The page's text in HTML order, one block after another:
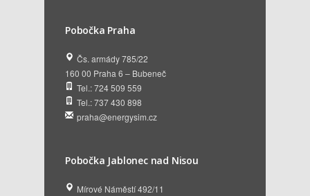
Pobočka Praha
Čs. armády 785/22
160 00 Praha 6 – Bubeneč
Tel.: 724 509 559
Tel.: 737 430 898
praha@energysim.cz
Pobočka Jablonec nad Nisou
Mírové Náměstí 492/11